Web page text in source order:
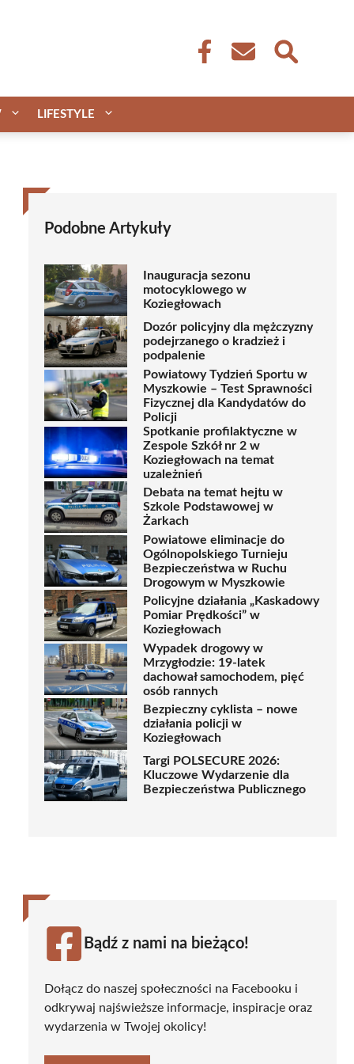
LIFESTYLE
Podobne Artykuły
Inauguracja sezonu
motocyklowego w
Koziegłowach
Dozór policyjny dla mężczyzny
podejrzanego o kradzież i
podpalenie
Powiatowy Tydzień Sportu w
Myszkowie – Test Sprawności
Fizycznej dla Kandydatów do
Policji
Spotkanie profilaktyczne w
Zespole Szkół nr 2 w
Koziegłowach na temat
uzależnień
Debata na temat hejtu w
Szkole Podstawowej w
Żarkach
Powiatowe eliminacje do
Ogólnopolskiego Turnieju
Bezpieczeństwa w Ruchu
Drogowym w Myszkowie
Policyjne działania „Kaskadowy
Pomiar Prędkości” w
Koziegłowach
Wypadek drogowy w
Mrzygłodzie: 19-latek
dachował samochodem, pięć
osób rannych
Bezpieczny cyklista – nowe
działania policji w
Koziegłowach
Targi POLSECURE 2026:
Kluczowe Wydarzenie dla
Bezpieczeństwa Publicznego
Bądź z nami na bieżąco!
Dołącz do naszej społeczności na Facebooku i
odkrywaj najświeższe informacje, inspiracje oraz
wydarzenia w Twojej okolicy!